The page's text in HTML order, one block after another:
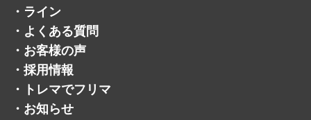
・ ライン
・ よくある質問
・ お客様の声
・ 採用情報
・
トレマでフリマ
・ お知らせ